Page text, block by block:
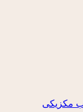
مکزیکی